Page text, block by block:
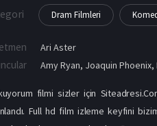
Dram Filmleri
Ari Aster
Amy Ryan, Joaquin Phoenix,
filmi sizler için
Full hd film izleme keyfini